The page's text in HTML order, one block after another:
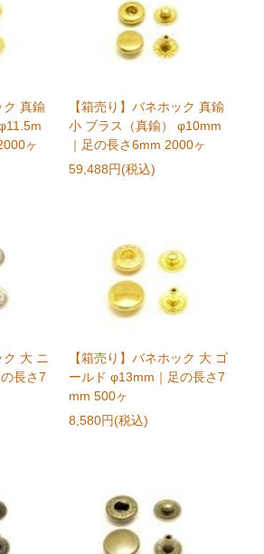
ク 真鍮
ヶ
【箱売り】バネホック 真鍮
小 ブラス（真鍮） φ10mm
｜足の長さ6mm 2000ヶ
59,488円(税込)
ク 大 ニ
長さ7
【箱売り】バネホック 大 ゴ
ールド φ13mm｜足の長さ7
mm 500ヶ
8,580円(税込)